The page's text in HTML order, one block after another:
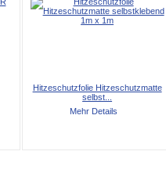
Hitzeschutzfolie Hitzeschutzmatte
selbst...
Mehr Details